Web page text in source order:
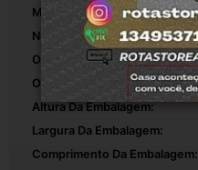
Marca:
Número De Peça:
Origem:
OEM:
Altura Da Embalagem:
Largura Da Embalagem:
Comprimento Da Embalagem: